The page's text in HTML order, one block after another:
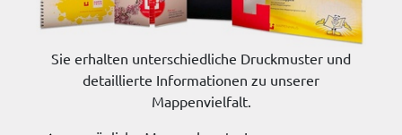
Sie erhalten unterschiedliche Druckmuster und
detaillierte Informationen zu unserer
Mappenvielfalt.